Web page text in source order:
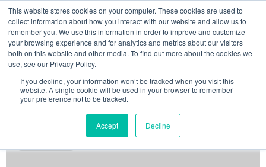
This website stores cookies on your computer. These cookies are used to
collect information about how you interact with our website and allow us to
remember you. We use this information in order to improve and customize
your browsing experience and for analytics and metrics about our visitors
both on this website and other media. To find out more about the cookies we
use, see our Privacy Policy.
If you decline, your information won’t be tracked when you visit this
website. A single cookie will be used in your browser to remember
your preference not to be tracked.
Accept Decline
Vai
contenuto
08/08/202619:51:44
LinkedinFacebook
X TelegramWhatsappMastodon
INIZIATIVE ASTORRI